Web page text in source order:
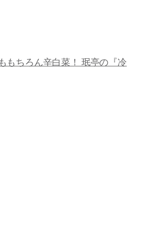
もちろん辛白菜！ 珉亭の『冷